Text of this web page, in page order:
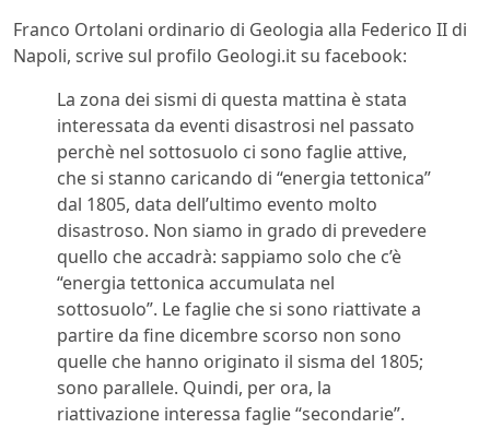
Franco Ortolani ordinario di Geologia alla Federico II di
Napoli, scrive sul profilo Geologi.it su facebook:
La zona dei sismi di questa mattina è stata
interessata da eventi disastrosi nel passato
perchè nel sottosuolo ci sono faglie attive,
che si stanno caricando di “energia tettonica”
dal 1805, data dell’ultimo evento molto
disastroso. Non siamo in grado di prevedere
quello che accadrà: sappiamo solo che c’è
“energia tettonica accumulata nel
sottosuolo”. Le faglie che si sono riattivate a
partire da fine dicembre scorso non sono
quelle che hanno originato il sisma del 1805;
sono parallele. Quindi, per ora, la
riattivazione interessa faglie “secondarie”.